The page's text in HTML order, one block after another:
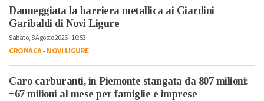
Danneggiata la barriera metallica ai Giardini
Garibaldi di Novi Ligure
Sabato, 8 Agosto 2026 - 10:53
CRONACA-NOVI LIGURE
Caro carburanti, in Piemonte stangata da 807 milioni:
+67 milioni al mese per famiglie e imprese